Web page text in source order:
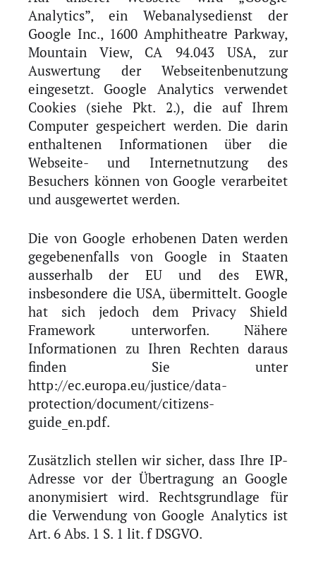
Analytics”, ein Webanalysedienst der
Google Inc., 1600 Amphitheatre Parkway,
Mountain View, CA 94.043 USA, zur
Auswertung der Webseitenbenutzung
eingesetzt. Google Analytics verwendet
Cookies (siehe Pkt. 2.), die auf Ihrem
Computer gespeichert werden. Die darin
enthaltenen Informationen über die
Webseite- und Internetnutzung des
Besuchers können von Google verarbeitet
und ausgewertet werden.
Die von Google erhobenen Daten werden
gegebenenfalls von Google in Staaten
ausserhalb der EU und des EWR,
insbesondere die USA, übermittelt. Google
hat sich jedoch dem Privacy Shield
Framework unterworfen. Nähere
Informationen zu Ihren Rechten daraus
finden Sie unter
http://ec.europa.eu/justice/data-
protection/document/citizens-
guide_en.pdf.
Zusätzlich stellen wir sicher, dass Ihre IP-
Adresse vor der Übertragung an Google
anonymisiert wird. Rechtsgrundlage für
die Verwendung von Google Analytics ist
Art. 6 Abs. 1 S. 1 lit. f DSGVO.